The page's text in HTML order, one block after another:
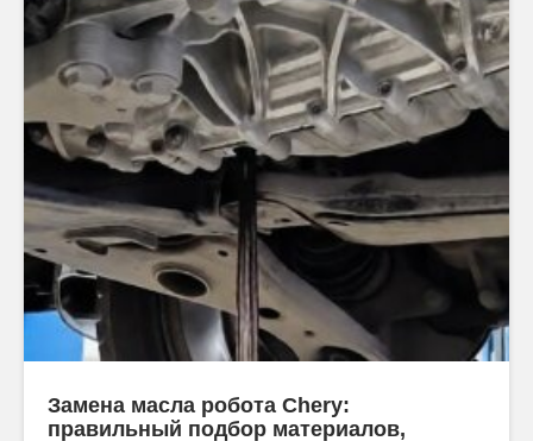
Замена масла робота Chery:
правильный подбор материалов,